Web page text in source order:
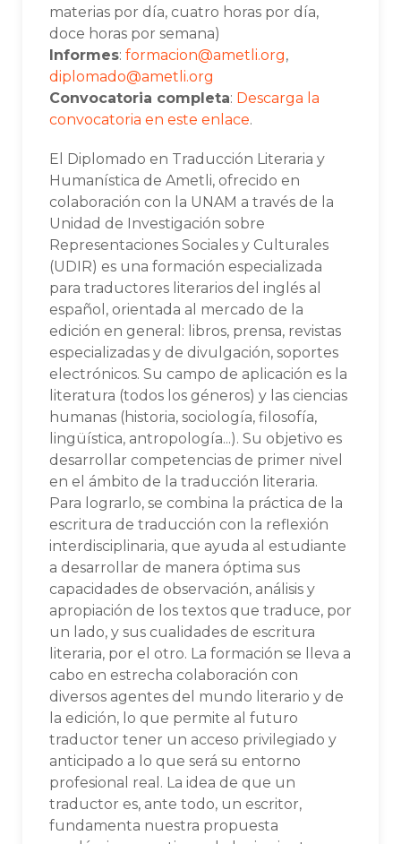
materias por día, cuatro horas por día,
doce horas por semana)
Informes: formacion@ametli.org,
diplomado@ametli.org
Convocatoria completa: Descarga la
convocatoria en este enlace.
El Diplomado en Traducción Literaria y
Humanística de Ametli, ofrecido en
colaboración con la UNAM a través de la
Unidad de Investigación sobre
Representaciones Sociales y Culturales
(UDIR) es una formación especializada
para traductores literarios del inglés al
español, orientada al mercado de la
edición en general: libros, prensa, revistas
especializadas y de divulgación, soportes
electrónicos. Su campo de aplicación es la
literatura (todos los géneros) y las ciencias
humanas (historia, sociología, filosofía,
lingüística, antropología...). Su objetivo es
desarrollar competencias de primer nivel
en el ámbito de la traducción literaria.
Para lograrlo, se combina la práctica de la
escritura de traducción con la reflexión
interdisciplinaria, que ayuda al estudiante
a desarrollar de manera óptima sus
capacidades de observación, análisis y
apropiación de los textos que traduce, por
un lado, y sus cualidades de escritura
literaria, por el otro. La formación se lleva a
cabo en estrecha colaboración con
diversos agentes del mundo literario y de
la edición, lo que permite al futuro
traductor tener un acceso privilegiado y
anticipado a lo que será su entorno
profesional real. La idea de que un
traductor es, ante todo, un escritor,
fundamenta nuestra propuesta